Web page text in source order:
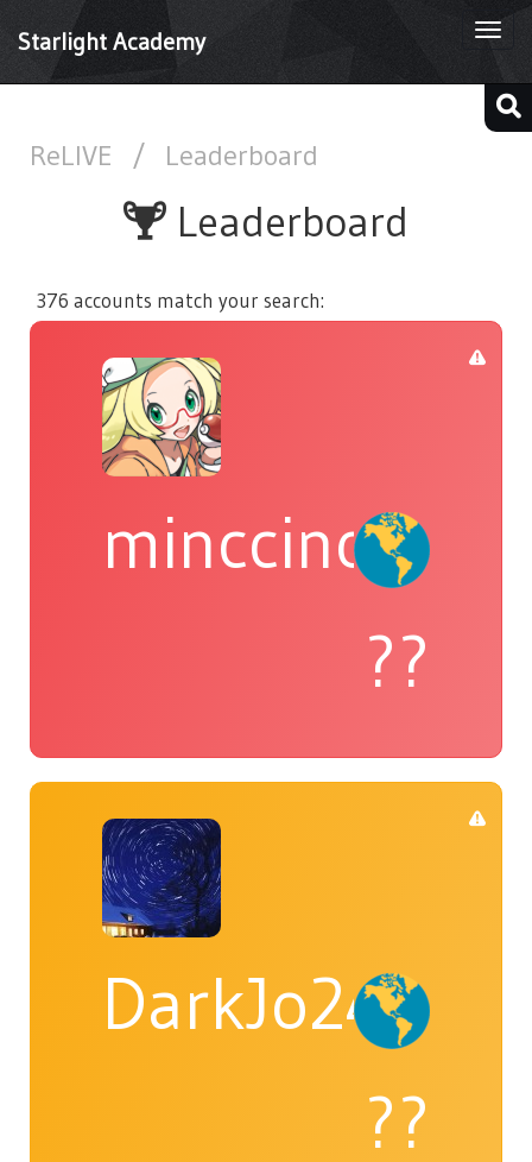
Starlight Academy
ReLIVE / Leaderboard
Leaderboard
376 accounts match your search:
minccino
??
DarkJo24
??